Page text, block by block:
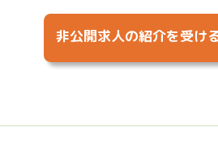
非公開求人の紹介を受け